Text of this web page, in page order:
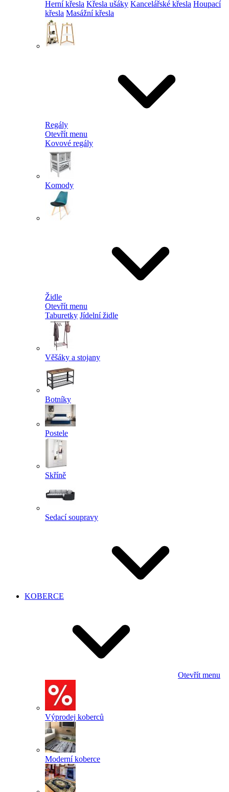
Herní křesla Křesla ušáky Kancelářské křesla Houpací
křesla Masážní křesla
Regály
Otevřít menu
Kovové regály
Komody
Židle
Otevřít menu
Taburetky Jídelní židle
Věšáky a stojany
Botníky
Postele
Skříně
Sedací soupravy
KOBERCE
Otevřít menu
Výprodej koberců
Moderní koberce